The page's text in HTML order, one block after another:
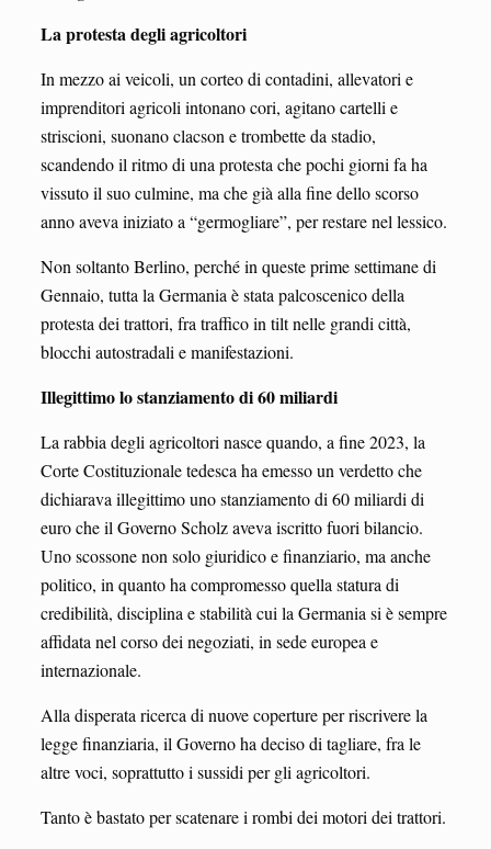
La protesta degli agricoltori
In mezzo ai veicoli, un corteo di contadini, allevatori e
imprenditori agricoli intonano cori, agitano cartelli e
striscioni, suonano clacson e trombette da stadio,
scandendo il ritmo di una protesta che pochi giorni fa ha
vissuto il suo culmine, ma che già alla fine dello scorso
anno aveva iniziato a “germogliare”, per restare nel lessico.
Non soltanto Berlino, perché in queste prime settimane di
Gennaio, tutta la Germania è stata palcoscenico della
protesta dei trattori, fra traffico in tilt nelle grandi città,
blocchi autostradali e manifestazioni.
Illegittimo lo stanziamento di 60 miliardi
La rabbia degli agricoltori nasce quando, a fine 2023, la
Corte Costituzionale tedesca ha emesso un verdetto che
dichiarava illegittimo uno stanziamento di 60 miliardi di
euro che il Governo Scholz aveva iscritto fuori bilancio.
Uno scossone non solo giuridico e finanziario, ma anche
politico, in quanto ha compromesso quella statura di
credibilità, disciplina e stabilità cui la Germania si è sempre
affidata nel corso dei negoziati, in sede europea e
internazionale.
Alla disperata ricerca di nuove coperture per riscrivere la
legge finanziaria, il Governo ha deciso di tagliare, fra le
altre voci, soprattutto i sussidi per gli agricoltori.
Tanto è bastato per scatenare i rombi dei motori dei trattori.